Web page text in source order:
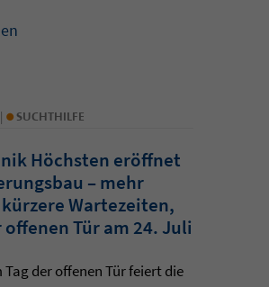
• SUCHTHILFE
Höchsten eröffnet
– mehr
Wartezeiten,
offenen Tür am 24. Juli
Tag der offenen Tür feiert die